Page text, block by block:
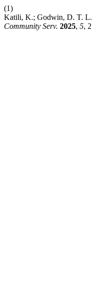
(1)
Katili, K.; Godwin, D. T.
Community Serv. 2025, 5,